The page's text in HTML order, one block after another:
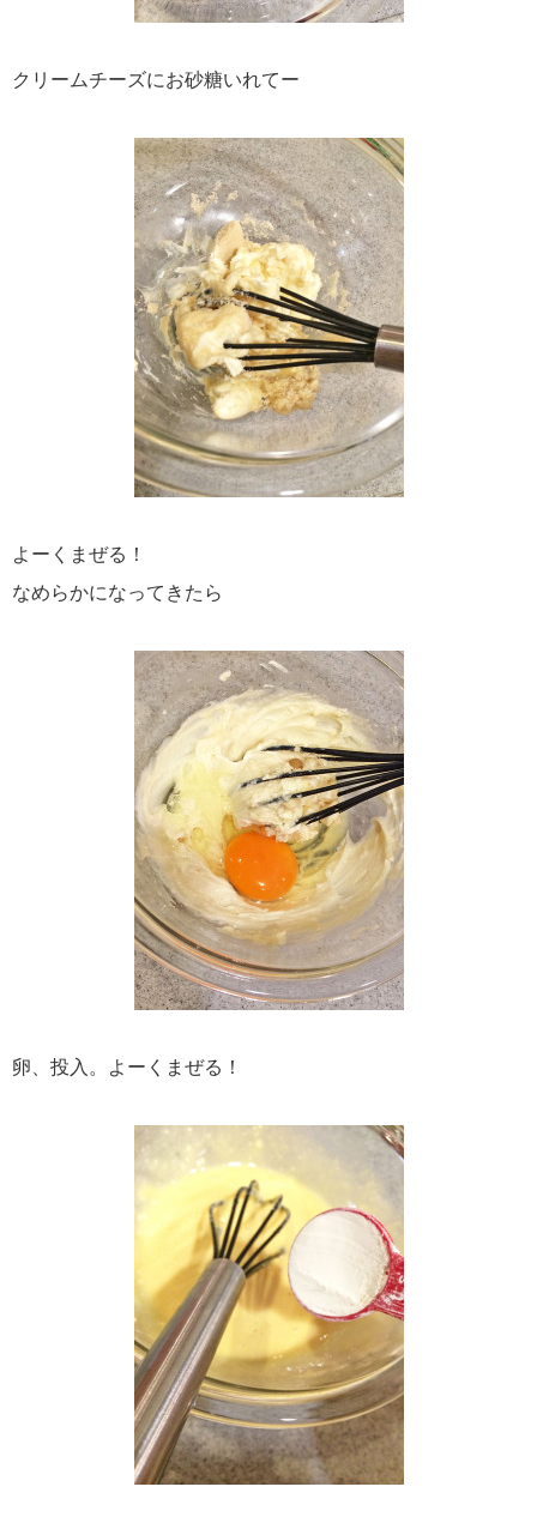
クリームチーズにお砂糖いれてー
よーくまぜる！
なめらかになってきたら
卵、投入。よーくまぜる！